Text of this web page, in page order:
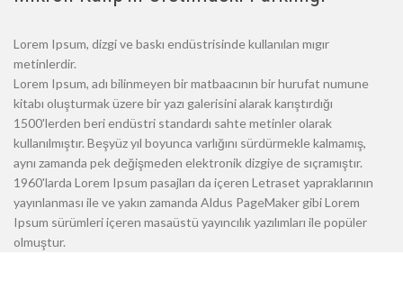
Lorem Ipsum, dizgi ve baskı endüstrisinde kullanılan mıgır
metinlerdir.
Lorem Ipsum, adı bilinmeyen bir matbaacının bir hurufat numune
kitabı oluşturmak üzere bir yazı galerisini alarak karıştırdığı
1500'lerden beri endüstri standardı sahte metinler olarak
kullanılmıştır. Beşyüz yıl boyunca varlığını sürdürmekle kalmamış,
aynı zamanda pek değişmeden elektronik dizgiye de sıçramıştır.
1960'larda Lorem Ipsum pasajları da içeren Letraset yapraklarının
yayınlanması ile ve yakın zamanda Aldus PageMaker gibi Lorem
Ipsum sürümleri içeren masaüstü yayıncılık yazılımları ile popüler
olmuştur.